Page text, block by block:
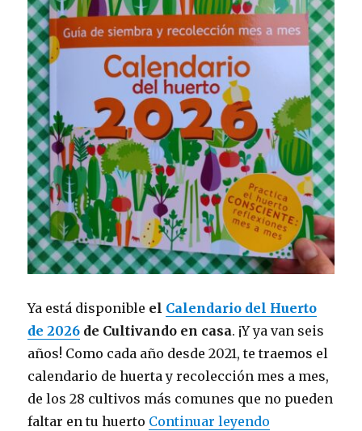
Ya está disponible el Calendario del Huerto
de 2026 de Cultivando en casa. ¡Y ya van seis
años! Como cada año desde 2021, te traemos el
calendario de huerta y recolección mes a mes,
de los 28 cultivos más comunes que no pueden
faltar en tu huerto Continuar leyendo